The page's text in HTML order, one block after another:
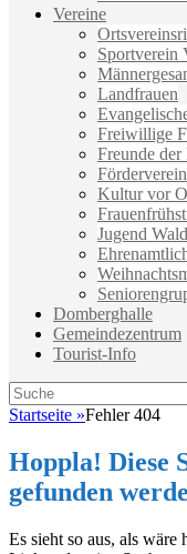
Vereine
Sportverein
Landfrauen
Freiwillige
Freunde der
Kultur vor
Jugend
Domberghalle
Gemeindezentrum
Tourist-Info
Suche
Suche
nach:
Startseite »Fehler 404
Hoppla! Diese
gefunden
Es sieht so aus, als